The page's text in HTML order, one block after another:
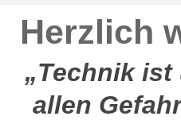
Herzlich
„Technik
allen